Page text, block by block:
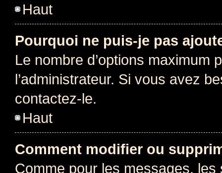
Haut
Pourquoi ne puis-je pas
Le nombre d’options maximum
l’administrateur. Si vous avez
contactez-le.
Haut
Comment modifier ou
Comme pour les messages,